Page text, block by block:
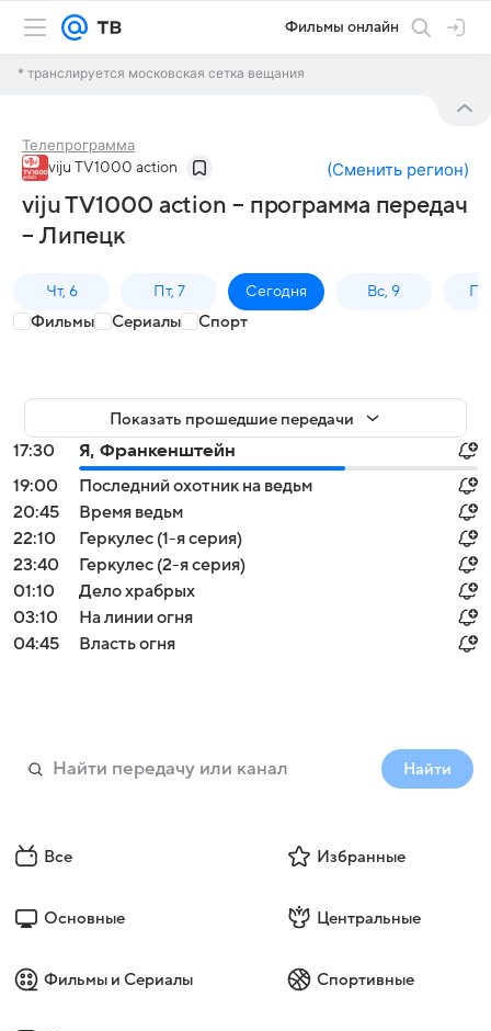
Фильмы онлайн
* транслируется московская сетка вещания
Телепрограмма
viju TV1000 action (Сменить регион)
viju TV1000 action – программа передач
– Липецк
Чт, 6 Пт, 7 Сегодня Вс, 9
Фильмы Сериалы Спорт
Показать прошедшие передачи
17:30
Я, Франкенштейн
19:00
Последний охотник на ведьм
20:45
Время ведьм
22:10
Геркулес (1-я серия)
23:40
Геркулес (2-я серия)
01:10
Дело храбрых
03:10
На линии огня
04:45
Власть огня
Найти
Все Избранные
Основные Центральные
Фильмы и Сериалы Спортивные